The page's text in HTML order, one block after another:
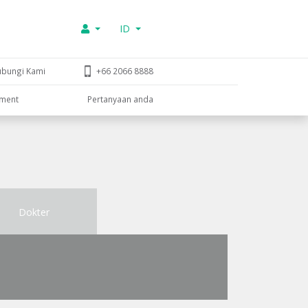
ID
Kami +66 2066 8888
Pertanyaan anda
Dokter